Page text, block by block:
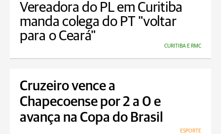
Vereadora do PL em Curitiba
manda colega do PT "voltar
para o Ceará"
CURITIBA E RMC
Cruzeiro vence a
Chapecoense por 2 a 0 e
avança na Copa do Brasil
ESPORTE